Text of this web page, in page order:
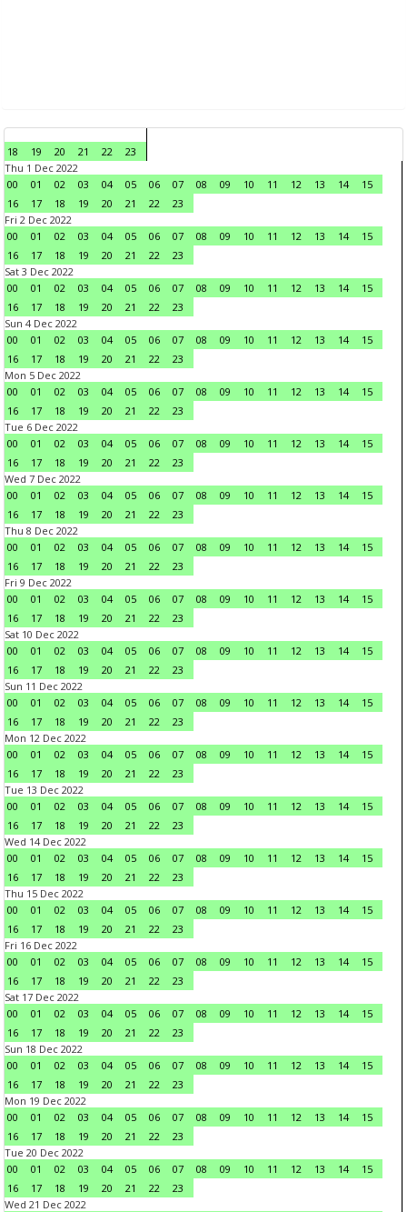
18 19 20 21 22
23
Thu 1 Dec 2022
00
01 02 03 04 05 06 07 08 09 10 11 12 13 14
15
16
17 18 19 20 21 22
23
Fri 2 Dec 2022
00
01 02 03 04 05 06 07 08 09 10 11 12 13 14
15
16
17 18 19 20 21 22
23
Sat 3 Dec 2022
00
01 02 03 04 05 06 07 08 09 10 11 12 13 14
15
16
17 18 19 20 21 22
23
Sun 4 Dec 2022
00
01 02 03 04 05 06 07 08 09 10 11 12 13 14
15
16
17 18 19 20 21 22
23
Mon 5 Dec 2022
00
01 02 03 04 05 06 07 08 09 10 11 12 13 14
15
16
17 18 19 20 21 22
23
Tue 6 Dec 2022
00
01 02 03 04 05 06 07 08 09 10 11 12 13 14
15
16
17 18 19 20 21 22
23
Wed 7 Dec 2022
00
01 02 03 04 05 06 07 08 09 10 11 12 13 14
15
16
17 18 19 20 21 22
23
Thu 8 Dec 2022
00
01 02 03 04 05 06 07 08 09 10 11 12 13 14
15
16
17 18 19 20 21 22
23
Fri 9 Dec 2022
00
01 02 03 04 05 06 07 08 09 10 11 12 13 14
15
16
17 18 19 20 21 22
23
Sat 10 Dec 2022
00
01 02 03 04 05 06 07 08 09 10 11 12 13 14
15
16
17 18 19 20 21 22
23
Sun 11 Dec 2022
00
01 02 03 04 05 06 07 08 09 10 11 12 13 14
15
16
17 18 19 20 21 22
23
Mon 12 Dec 2022
00
01 02 03 04 05 06 07 08 09 10 11 12 13 14
15
16
17 18 19 20 21 22
23
Tue 13 Dec 2022
00
01 02 03 04 05 06 07 08 09 10 11 12 13 14
15
16
17 18 19 20 21 22
23
Wed 14 Dec 2022
00
01 02 03 04 05 06 07 08 09 10 11 12 13 14
15
16
17 18 19 20 21 22
23
Thu 15 Dec 2022
00
01 02 03 04 05 06 07 08 09 10 11 12 13 14
15
16
17 18 19 20 21 22
23
Fri 16 Dec 2022
00
01 02 03 04 05 06 07 08 09 10 11 12 13 14
15
16
17 18 19 20 21 22
23
Sat 17 Dec 2022
00
01 02 03 04 05 06 07 08 09 10 11 12 13 14
15
16
17 18 19 20 21 22
23
Sun 18 Dec 2022
00
01 02 03 04 05 06 07 08 09 10 11 12 13 14
15
16
17 18 19 20 21 22
23
Mon 19 Dec 2022
00
01 02 03 04 05 06 07 08 09 10 11 12 13 14
15
16
17 18 19 20 21 22
23
Tue 20 Dec 2022
00
01 02 03 04 05 06 07 08 09 10 11 12 13 14
15
16
17 18 19 20 21 22
23
Wed 21 Dec 2022